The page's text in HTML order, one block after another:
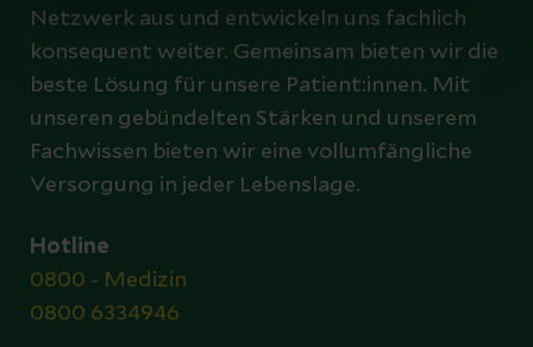
Netzwerk aus und entwickeln uns fachlich
konsequent weiter. Gemeinsam bieten wir die
beste Lösung für unsere Patient:innen. Mit
unseren gebündelten Stärken und unserem
Fachwissen bieten wir eine vollumfängliche
Versorgung in jeder Lebenslage.
Hotline
0800 - Medizin
0800 6334946